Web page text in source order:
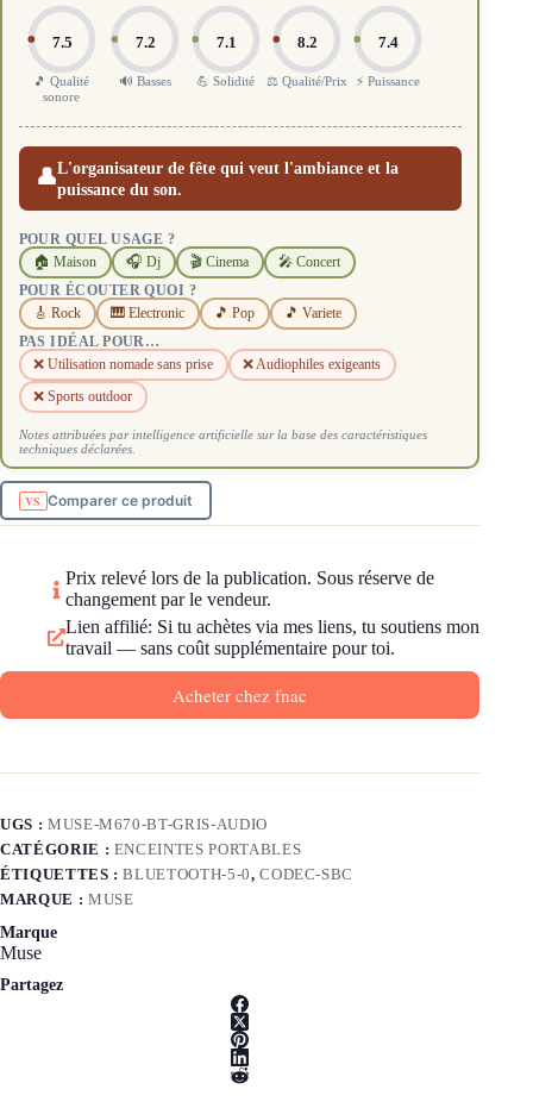
7.5
🎵 Qualité
sonore
7.2
🔊 Basses
7.1
💪 Solidité
8.2
⚖️ Qualité/Prix
7.4
⚡ Puissance
👤L'organisateur de fête qui veut l'ambiance et la
puissance du son.
POUR QUEL USAGE ?
🏠 Maison 🎧 Dj 🎬 Cinema 🎤 Concert
POUR ÉCOUTER QUOI ?
🎸 Rock 🎹 Electronic 🎵 Pop 🎵 Variete
PAS IDÉAL POUR…
❌ Utilisation nomade sans prise
❌ Audiophiles exigeants
❌ Sports outdoor
Notes attribuées par intelligence artificielle sur la base des caractéristiques
techniques déclarées.
Comparer ce produit
Prix relevé lors de la publication. Sous réserve de
changement par le vendeur.
Lien affilié: Si tu achètes via mes liens, tu soutiens mon
travail — sans coût supplémentaire pour toi.
Acheter chez fnac
UGS : MUSE-M670-BT-GRIS-AUDIO
CATÉGORIE : ENCEINTES PORTABLES
ÉTIQUETTES :BLUETOOTH-5-0,CODEC-SBC
MARQUE : MUSE
Marque
Muse
Partagez